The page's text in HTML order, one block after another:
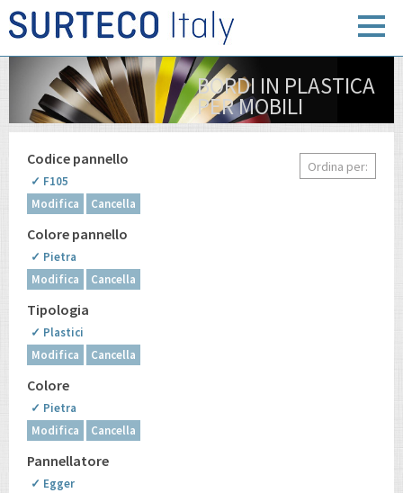
BORDI IN PLASTICA
PER MOBILI
Codice pannello
✓ F105
Modifica
Cancella
Colore pannello
✓ Pietra
Modifica
Cancella
Tipologia
✓ Plastici
Modifica
Cancella
Colore
✓ Pietra
Modifica
Cancella
Pannellatore
✓ Egger
Ordina per: